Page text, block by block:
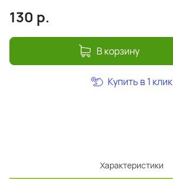
130 р.
В корзину
Купить в 1 клик
Характеристики